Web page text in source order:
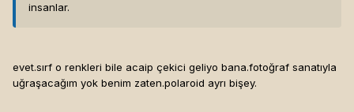
insanlar.
evet.sırf o renkleri bile acaip çekici geliyo bana.fotoğraf sanatıyla
uğraşacağım yok benim zaten.polaroid ayrı bişey.